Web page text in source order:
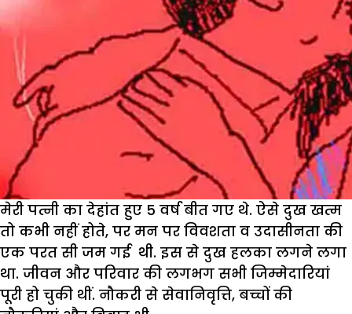
मेरी पत्नी का देहांत हुए 5 वर्ष बीत गए थे. ऐसे दुख खत्म
तो कभी नहीं होते, पर मन पर विवशता व उदासीनता की
एक परत सी जम गई थी. इस से दुख हलका लगने लगा
था. जीवन और परिवार की लगभग सभी जिम्मेदारियां
पूरी हो चुकी थीं. नौकरी से सेवानिवृत्ति, बच्चों की